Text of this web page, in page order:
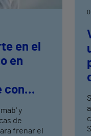
en el
en
con
y
de
frenar el